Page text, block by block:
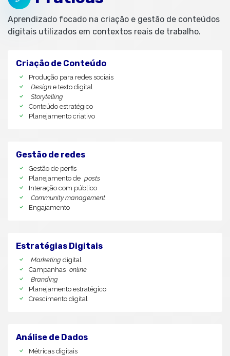
Aprendizado focado na criação e gestão de conteúdos
digitais utilizados em contextos reais de trabalho.
Criação de Conteúdo
Produção para redes sociais
Design e texto digital
Storytelling
Conteúdo estratégico
Planejamento criativo
Gestão de redes
Gestão de perfis
Planejamento de posts
Interação com público
Community management
Engajamento
Estratégias Digitais
Marketing digital
Campanhas online
Branding
Planejamento estratégico
Crescimento digital
Análise de Dados
Métricas digitais